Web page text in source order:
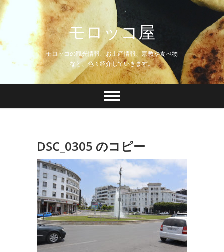
Skip
to
content
モロッコ屋
モロッコの観光情報、お土産情報、宗教や食べ物
など、色々紹介していきます。
DSC_0305 のコピー